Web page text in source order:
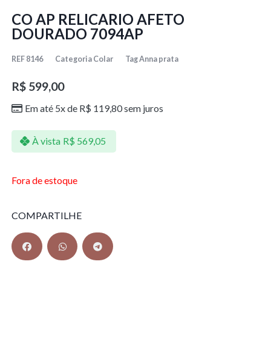
CO AP RELICARIO AFETO
DOURADO 7094AP
REF 8146 Categoria Colar TagAnna prata
R$599,00
Em até 5x de R$ 119,80sem juros
À vista R$ 569,05
Fora de estoque
COMPARTILHE